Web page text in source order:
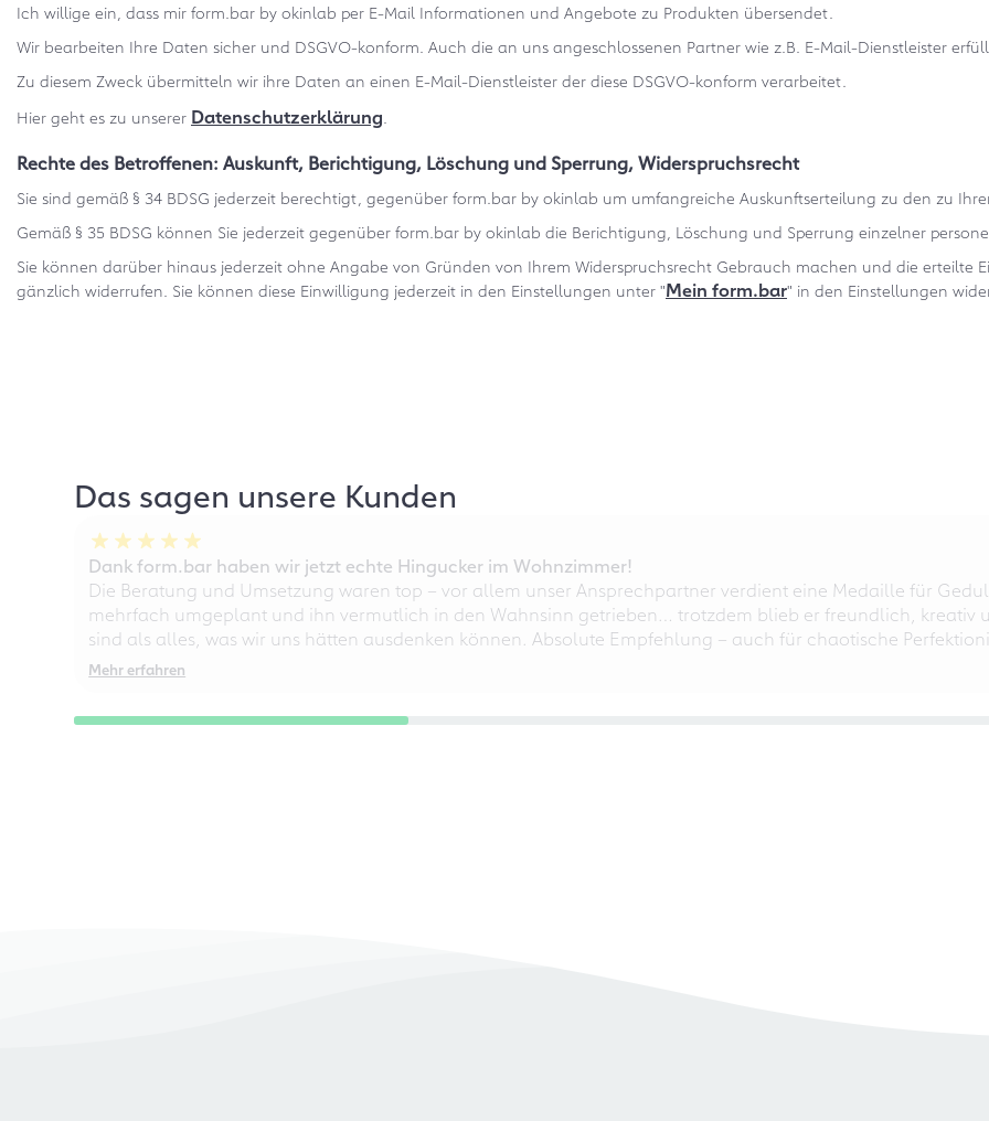
Ich willige ein, dass mir form.bar by okinlab per E-Mail Informationen und Angebote zu Produkten übersendet.
Wir bearbeiten Ihre Daten sicher und DSGVO-konform. Auch die an uns angeschlossenen Partner wie z.B. E-Mail-Dienstleister
Zu diesem Zweck übermitteln wir ihre Daten an einen E-Mail-Dienstleister der diese DSGVO-konform verarbeitet.
Hier geht es zu unserer Datenschutzerklärung.
Rechte des Betroffenen: Auskunft, Berichtigung, Löschung und Sperrung, Widerspruchsrecht
Sie sind gemäß § 34 BDSG jederzeit berechtigt, gegenüber form.bar by okinlab um umfangreiche Auskunftserteilung zu den zu
Gemäß § 35 BDSG können Sie jederzeit gegenüber form.bar by okinlab die Berichtigung, Löschung und Sperrung einzelner
Sie können darüber hinaus jederzeit ohne Angabe von Gründen von Ihrem Widerspruchsrecht Gebrauch machen und die
gänzlich widerrufen. Sie können diese Einwilligung jederzeit in den Einstellungen unter "Mein form.bar" in den Einstellungen
Das sagen unsere Kunden
Dank form.bar haben wir jetzt echte Hingucker im Wohnzimmer!
Die Beratung und Umsetzung waren top – vor allem unser Ansprechpartner verdient eine Medaille für
mehrfach umgeplant und ihn vermutlich in den Wahnsinn getrieben… trotzdem blieb er freundlich, kreativ
sind als alles, was wir uns hätten ausdenken können. Absolute Empfehlung – auch für chaotische
Mehr erfahren